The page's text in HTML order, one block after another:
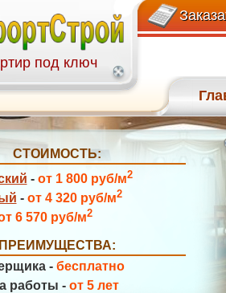
под ключ
27-58
СТОИМОСТЬ:
- от 1 800 руб/м2
- от 4 320 руб/м2
6 570 руб/м2
ПРЕИМУЩЕСТВА:
- бесплатно
работы - от 5 лет